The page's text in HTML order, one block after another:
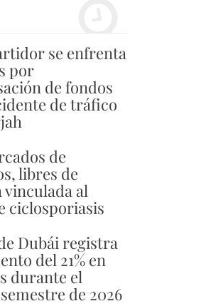
se enfrenta
por
de fondos
de tráfico
de
libres de
vinculada al
ciclosporiasis
Dubái registra
del 21% en
durante el
de 2026